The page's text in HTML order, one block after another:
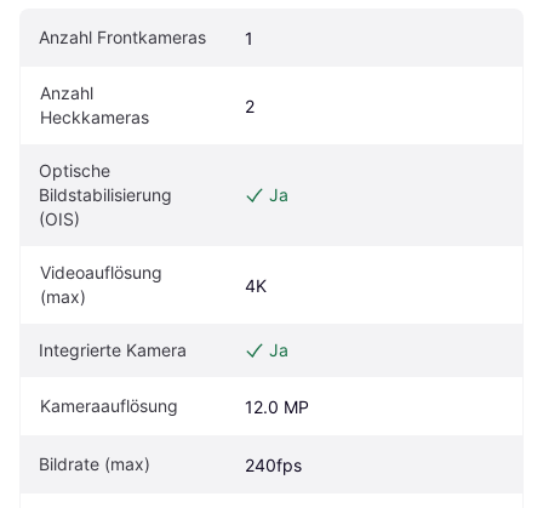
Anzahl Frontkameras 1
Anzahl
Heckkameras
2
Optische
Bildstabilisierung
(OIS)
Ja
Videoauflösung
(max)
4K
Integrierte Kamera Ja
Kameraauflösung 12.0 MP
Bildrate (max) 240fps